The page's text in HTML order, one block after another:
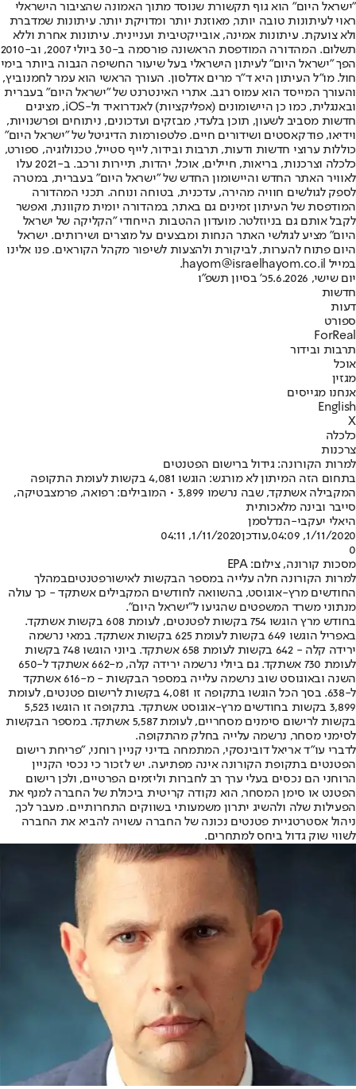
"ישראל היום" הוא גוף תקשורת שנוסד מתוך האמונה שהציבור הישראלי
ראוי לעיתונות טובה יותר, מאוזנת יותר ומדויקת יותר. עיתונות שמדברת
ולא צועקת. עיתונות אמינה, אובייקטיבית ועניינית. עיתונות אחרת וללא
תשלום. המהדורה המודפסת הראשונה פורסמה ב-30 ביולי 2007, וב-2010
הפך "ישראל היום" לעיתון הישראלי בעל שיעור החשיפה הגבוה ביותר בימי
חול. מו"ל העיתון היא ד"ר מרים אדלסון. העורך הראשי הוא עמר לחמנוביץ,
והעורך המייסד הוא עמוס רגב. אתרי האינטרנט של "ישראל היום" בעברית
ובאנגלית, כמו כן היישומונים (אפליקציות) לאנדרואיד ול-iOS, מציגים
חדשות מסביב לשעון, תוכן בלעדי, מבזקים ועדכונים, ניתוחים ופרשנויות,
וידיאו, פודקאסטים ושידורים חיים. פלטפורמות הדיגיטל של "ישראל היום"
כוללות ערוצי חדשות ודעות, תרבות ובידור, לייף סטייל, טכנולוגיה, ספורט,
כלכלה וצרכנות, בריאות, חיילים, אוכל, יהדות, תיירות ורכב. ב-2021 עלו
לאוויר האתר החדש והיישומון החדש של "ישראל היום" בעברית, במטרה
לספק לגולשים חוויה מהירה, עדכנית, בטוחה ונוחה. תכני המהדורה
המודפסת של העיתון זמינים גם באתר, במהדורה יומית מקוונת, ואפשר
לקבל אותם גם בניוזלטר. מועדון ההטבות הייחודי "הקליקה של ישראל
היום" מציע לגולשי האתר הנחות ומבצעים על מוצרים ושירותים. ישראל
היום פתוח להערות, לביקורת ולהצעות לשיפור מקהל הקוראים. פנו אלינו
במייל hayom@israelhayom.co.il.
יום שישי, 5.6.2026
כ' בסיון תשפ"ו
חדשות
דעות
ספורט
ForReal
תרבות ובידור
אוכל
מגזין
אנחנו מגייסים
English
X
כלכלה
צרכנות
למרות הקורונה: גידול ברישום הפטנטים
בתחום הזה המיתון לא מורגש: הוגשו 4,081 בקשות לעומת התקופה
המקבילה אשתקד, שבה נרשמו 3,899 • המובילים: רפואה, פרמצבטיקה,
סייבר ובינה מלאכותית
היאלי יעקבי-הנדלסמן
1/11/2020, 04:09
,עודכן1/11/2020, 04:11
0
מסכות קורונה, צילום: EPA
למרות הקורונה חלה עלייה במספר הבקשות לאישורפטנטיםבמהלך
החודשים מרץ-אוגוסט, בהשוואה לחודשים המקבילים אשתקד - כך עולה
מנתוני משרד המשפטים שהגיעו ל"ישראל היום".
בחודש מרץ הוגשו 754 בקשות לפטנטים, לעומת 608 בקשות אשתקד.
באפריל הוגשו 649 בקשות לעומת 625 בקשות אשתקד. במאי נרשמה
ירידה קלה - 642 בקשות לעומת 658 אשתקד. ביוני הוגשו 748 בקשות
לעומת 730 אשתקד. גם ביולי נרשמה ירידה קלה, מ-662 אשתקד ל-650
השנה ובאוגוסט שוב נרשמה עלייה במספר הבקשות - מ-616 אשתקד
ל-638. בסך הכל הוגשו בתקופה זו 4,081 בקשות לרישום פטנטים, לעומת
3,899 בקשות בחודשים מרץ-אוגוסט אשתקד. בתקופה זו הוגשו 5,523
בקשות לרישום סימנים מסחריים, לעומת 5,587 אשתקד. במספר הבקשות
לסימני מסחר, נרשמה עלייה בחלק מהתקופה.
לדברי עו"ד אריאל דובינסקי, המתמחה בדיני קניין רוחני, "פריחת רישום
הפטנטים בתקופת הקורונה אינה מפתיעה. יש לזכור כי נכסי הקניין
הרוחני הם נכסים בעלי ערך רב לחברות וליזמים הפרטיים, ולכן רישום
הפטנט או סימן המסחר, הוא נקודה קריטית ביכולת של החברה למנף את
הפעילות שלה ולהשיג יתרון משמעותי בשווקים התחרותיים. מעבר לכך,
ניהול אסטרטגיית פטנטים נכונה של החברה עשויה להביא את החברה
לשווי שוק גדול ביחס למתחרים.